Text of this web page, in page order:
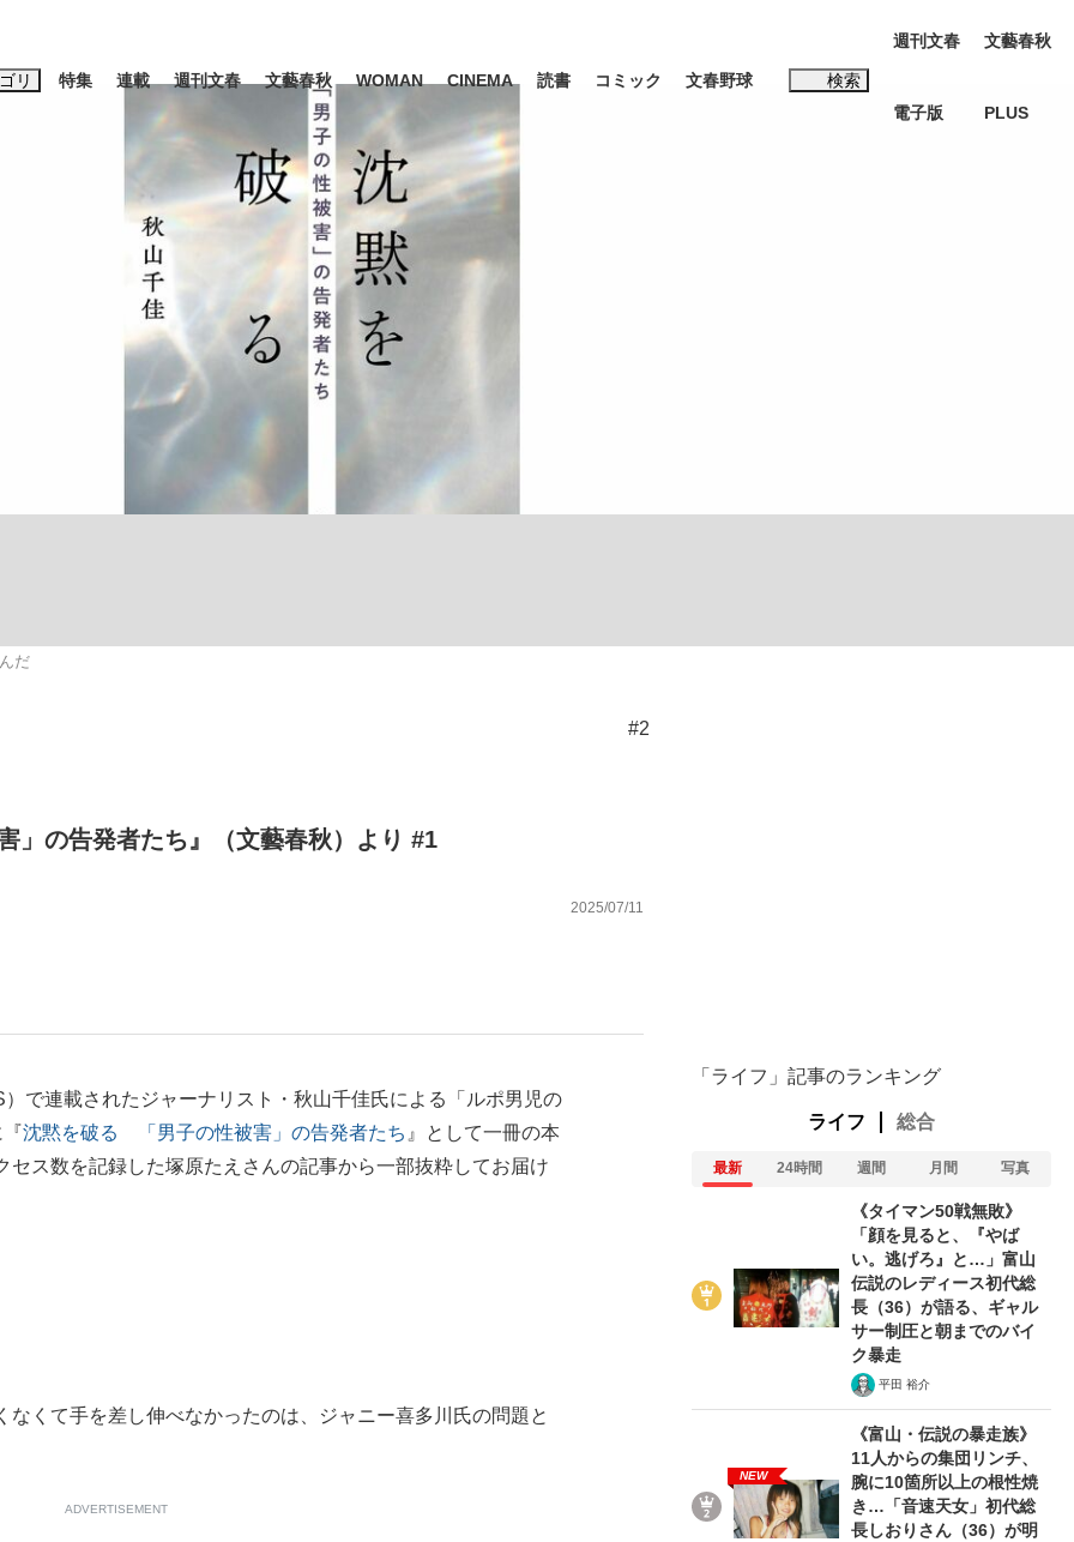
リ
ライフ
もっと見る
特集 連載 週刊文春 文藝春秋 WOMAN CINEMA 読書 コミック 文春野球 検索
キーワード入力
ワードタグ一覧
#高市早苗 #森岡毅 #城彰二
週刊文春
電子版
文藝春秋
PLUS
だ
#2
の告発者たち』（文藝春秋）より #1
2025/07/11
で連載されたジャーナリスト・秋山千佳氏による「ルポ男児の
沈黙を破る 「男子の性被害」の告発者たち 』として一冊の本
セス数を記録した塚原たえさんの記事から一部抜粋してお届け
くて手を差し伸べなかったのは、ジャニー喜多川氏の問題と
ADVERTISEMENT
「ライフ」記事のランキング
ライフ 総合
最新 24時間 週間 月間 写真
《タイマン50戦無敗》
「顔を見ると、『やば
い。逃げろ』と…」富山
伝説のレディース初代総
長（36）が語る、ギャル
サー制圧と朝までのバイ
ク暴走
平田 裕介
NEW
《富山・伝説の暴走族》
11人からの集団リンチ、
腕に10箇所以上の根性焼
き…「音速天女」初代総
長しおりさん（36）が明